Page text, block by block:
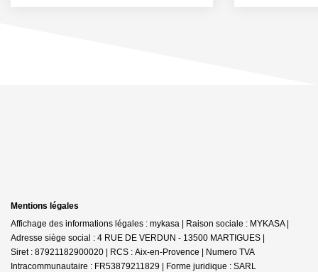
Mentions légales
Affichage des informations légales : mykasa | Raison sociale : MYKASA |
Adresse siège social : 4 RUE DE VERDUN - 13500 MARTIGUES |
Siret : 87921182900020 | RCS : Aix-en-Provence | Numero TVA
Intracommunautaire : FR53879211829 | Forme juridique : SARL